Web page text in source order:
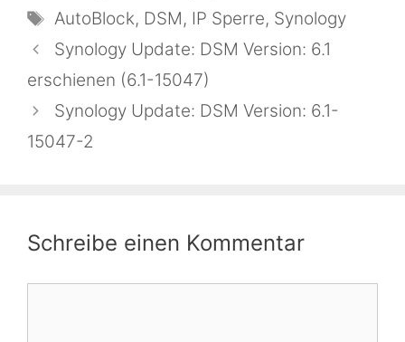
Schlagwörter
AutoBlock, DSM, IP Sperre, Synology
Synology Update: DSM Version: 6.1
erschienen (6.1-15047)
Synology Update: DSM Version: 6.1-
15047-2
Schreibe einen Kommentar